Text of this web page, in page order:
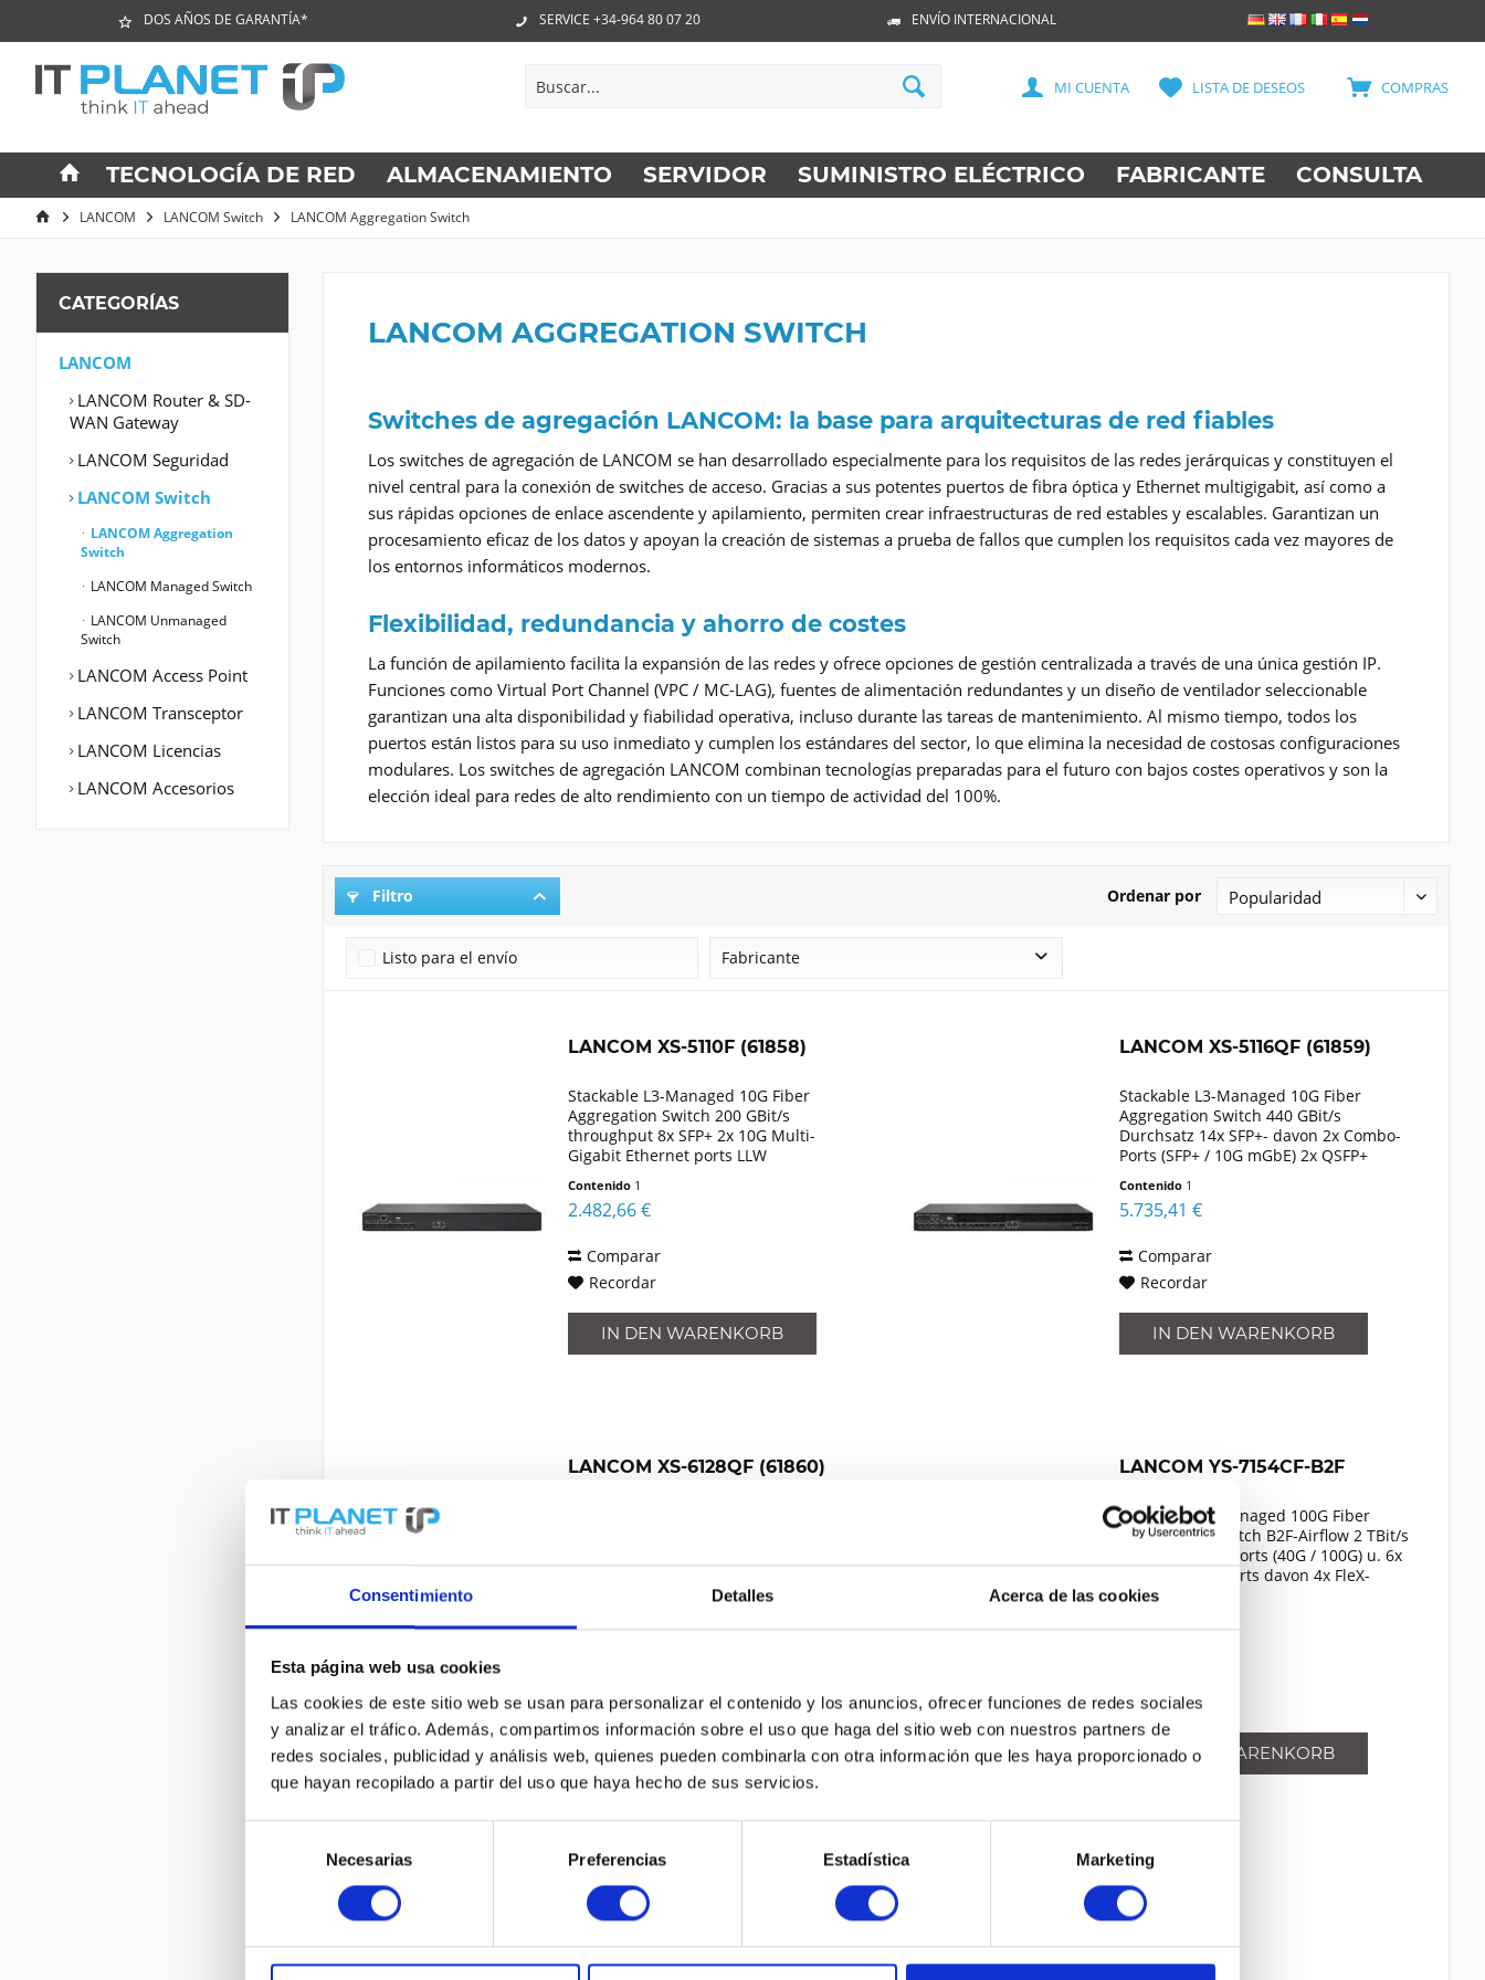
Consentimiento Detalles Acerca de las cookies
Esta página web usa cookies
Las cookies de este sitio web se usan para personalizar el contenido y los anuncios, ofrecer funciones de redes sociales
y analizar el tráfico. Además, compartimos información sobre el uso que haga del sitio web con nuestros partners de
redes sociales, publicidad y análisis web, quienes pueden combinarla con otra información que les haya proporcionado o
que hayan recopilado a partir del uso que haya hecho de sus servicios.
consentimiento
Necesarias Preferencias Estadística Marketing
DOS AÑOS DE GARANTÍA* SERVICE +34-964 80 07 20 ENVÍO INTERNACIONAL
COMPRAS
LISTA DE DESEOS
MI CUENTA
TECNOLOGÍA DE RED ALMACENAMIENTO SERVIDOR SUMINISTRO ELÉCTRICO FABRICANTE CONSULTA
LANCOM LANCOM Switch LANCOM Aggregation Switch
CATEGORÍAS
LANCOM
LANCOM Router & SD-
WAN Gateway
LANCOM Seguridad
LANCOM Switch
LANCOM Aggregation
Switch
LANCOM Managed Switch
LANCOM Unmanaged
Switch
LANCOM Access Point
LANCOM Transceptor
LANCOM Licencias
LANCOM Accesorios
LANCOM AGGREGATION SWITCH
Switches de agregación LANCOM: la base para arquitecturas de red fiables
Los switches de agregación de LANCOM se han desarrollado especialmente para los requisitos de las redes jerárquicas y constituyen el
nivel central para la conexión de switches de acceso. Gracias a sus potentes puertos de fibra óptica y Ethernet multigigabit, así como a
sus rápidas opciones de enlace ascendente y apilamiento, permiten crear infraestructuras de red estables y escalables. Garantizan un
procesamiento eficaz de los datos y apoyan la creación de sistemas a prueba de fallos que cumplen los requisitos cada vez mayores de
los entornos informáticos modernos.
Flexibilidad, redundancia y ahorro de costes
La función de apilamiento facilita la expansión de las redes y ofrece opciones de gestión centralizada a través de una única gestión IP.
Funciones como Virtual Port Channel (VPC / MC-LAG), fuentes de alimentación redundantes y un diseño de ventilador seleccionable
garantizan una alta disponibilidad y fiabilidad operativa, incluso durante las tareas de mantenimiento. Al mismo tiempo, todos los
puertos están listos para su uso inmediato y cumplen los estándares del sector, lo que elimina la necesidad de costosas configuraciones
modulares. Los switches de agregación LANCOM combinan tecnologías preparadas para el futuro con bajos costes operativos y son la
elección ideal para redes de alto rendimiento con un tiempo de actividad del 100%.
Filtro Ordenar por
Listo para el envío Fabricante
LANCOM XS-5110F (61858)
Stackable L3-Managed 10G Fiber
Aggregation Switch 200 GBit/s
throughput 8x SFP+ 2x 10G Multi-
Gigabit Ethernet ports LLW
Contenido 1
2.482,66 €
Comparar
Recordar
IN DEN WARENKORB
LANCOM XS-5116QF (61859)
Stackable L3-Managed 10G Fiber
Aggregation Switch 440 GBit/s
Durchsatz 14x SFP+- davon 2x Combo-
Ports (SFP+ / 10G mGbE) 2x QSFP+
PSU 2. PSU opt. LLW Rack Mount Rails
Contenido 1
5.735,41 €
Comparar
Recordar
IN DEN WARENKORB
LANCOM XS-6128QF (61860)
FleX-Ports 4x SFP-DD (50G) -Ports hot-
LLW Rack Mount Rails
Precio a petición
Recordar
DETALLES
LANCOM YS-7154CF-B2F
Stackable L3-Managed 100G Fiber
Aggregation Switch B2F-Airflow 2 TBit/s
48x 25G SFP28-Ports (40G / 100G) u. 6x
100G QSFP28-Ports davon 4x FleX-
Stacking-Ports (1G / 10G / 25G) hot-
LLW Rack Mount Rails
Contenido
27.816,08 €
Recordar
IN DEN WARENKORB
LANCOM YS-7154CF-F2B
(61907)